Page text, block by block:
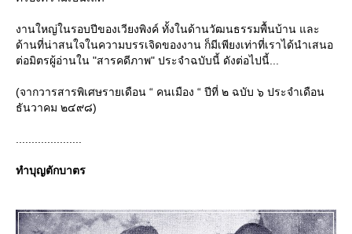
งานใหญ่ในรอบปีของเวียงพิงค์ ทั้งในด้านวัฒนธรรมพื้นบ้าน และ
ด้านที่น่าสนใจในความบรรเจิดของงาน ก็มีเพียงเท่าที่เราได้นำเสนอ
ต่อมิตรผู้อ่านใน "สารคดีภาพ" ประจำฉบับนี้ ดังต่อไปนี้...
(จากวารสารพิเศษรายเดือน “ คนเมือง “ ปีที่ ๒ ฉบับ ๖ ประจำเดือน
ธันวาคม ๒๔๙๘)
ทำบุญตักบาตร